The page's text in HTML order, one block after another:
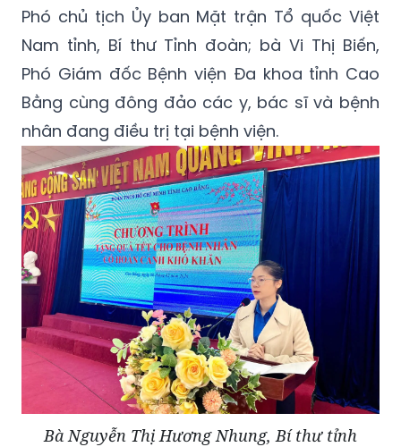
Phó chủ tịch Ủy ban Mặt trận Tổ quốc Việt
Nam tỉnh, Bí thư Tỉnh đoàn; bà Vi Thị Biến,
Phó Giám đốc Bệnh viện Đa khoa tỉnh Cao
Bằng cùng đông đảo các y, bác sĩ và bệnh
nhân đang điều trị tại bệnh viện.
Bà Nguyễn Thị Hương Nhung, Bí thư tỉnh